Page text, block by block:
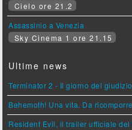
Cielo ore 21.2
Assassinio a Venezia
Sky Cinema 1 ore 21.15
Ultime news
Terminator 2 - Il giorno del
Behemoth! Una vita. Da
Resident Evil, il trailer ufficiale del